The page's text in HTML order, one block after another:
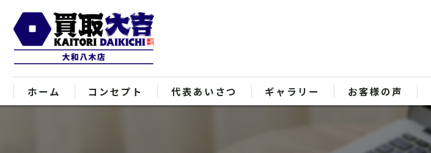
ホーム コンセプト 代表あいさつ ギャラリー お客様の声